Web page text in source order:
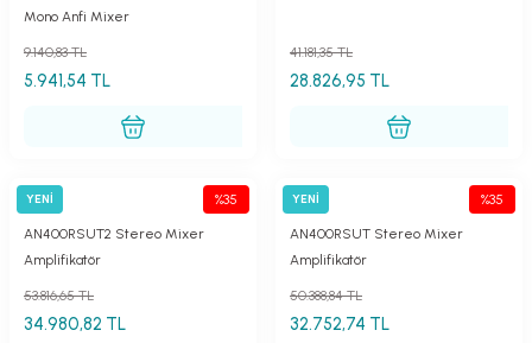
Mono Anfi Mixer
5.941,54 TL
9.140,83 TL
28.826,95 TL
41.181,35 TL
YENİ %35
Best
AN400RSUT2 Stereo Mixer
Amplifikatör
34.980,82 TL
53.816,65 TL
YENİ %35
Best
AN400RSUT Stereo Mixer
Amplifikatör
32.752,74 TL
50.388,84 TL